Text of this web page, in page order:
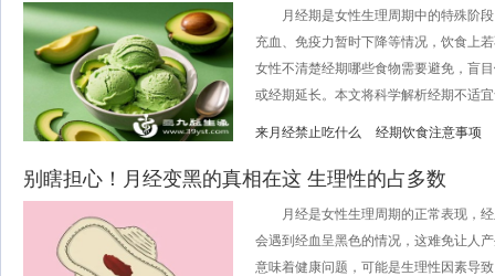
月经期是女性生理周期中的特殊阶段
充血、免疫力暂时下降等情况，饮食上
女性不清楚经期哪些食物需要避免，盲
或经期延长。本文将科学解析经期不适
来月经禁止吃什么 经期饮食注意事项
别瞎担心！月经变黑的真相在这 生理性的占多数
月经是女性生理周期的正常表现，经
会遇到经血呈黑色的情况，这难免让人
意味着健康问题，可能是生理性因素导